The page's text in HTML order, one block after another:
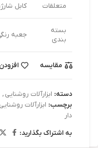
متعلقات کابل
بسته
بندی
جعبه
مقایسه
دسته: ابزارآلات روشنایی ,
برچسب: ابزارآلات روشنایی
دار
به اشتراک بگذارید: